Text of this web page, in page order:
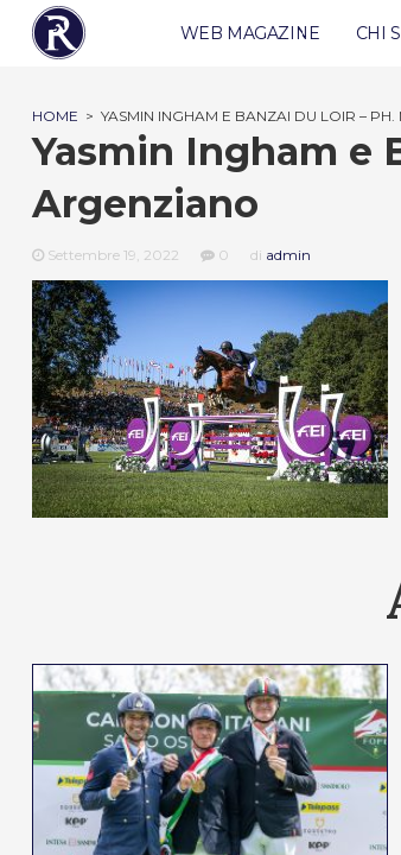
WEB MAGAZINE CHI
HOME > YASMIN INGHAM E BANZAI DU LOIR –
Yasmin Ingham e
Argenziano
Settembre 19, 2022 0 di admin